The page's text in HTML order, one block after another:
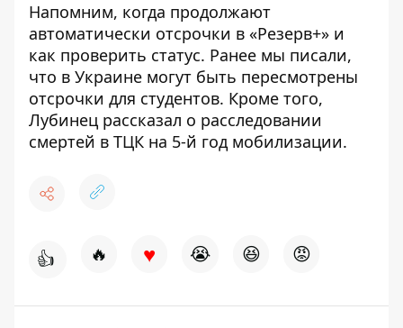
Напомним, когда продолжают
автоматически отсрочки в «Резерв+» и
как проверить статус. Ранее мы писали,
что в Украине могут быть пересмотрены
отсрочки для студентов. Кроме того,
Лубинец рассказал о расследовании
смертей в ТЦК на 5-й год мобилизации.
👍 🔥 ♥ 😭 😆 😡